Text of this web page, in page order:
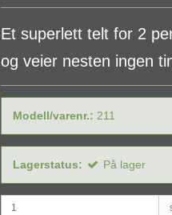
Et superlett telt for 2
og veier nesten ingen
Modell/varenr.: 211
Lagerstatus: På lager